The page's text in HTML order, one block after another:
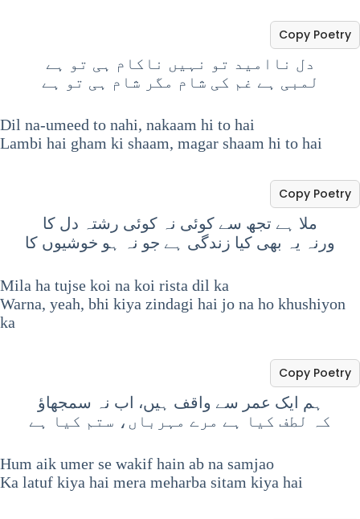
دل ناامید تو نہیں ناکام ہی تو ہے
لمبی ہے غم کی شام مگر شام ہی تو ہے
Copy Poetry
Dil na‑umeed to nahi, nakaam hi to hai
Lambi hai gham ki shaam, magar shaam hi to hai
ملا ہے تجھ سے کوئی نہ کوئی رشتہ دل کا
ورنہ یہ بھی کیا زندگی ہے جو نہ ہو خوشیوں کا
Copy Poetry
Mila ha tujse koi na koi rista dil ka
Warna, yeah, bhi kiya zindagi hai jo na ho khushiyon
ka
ہم ایک عمر سے واقف ہیں، اب نہ سمجھاؤ
کہ لطف کیا ہے مرے مہرباں، ستم کیا ہے
Copy Poetry
Hum aik umer se wakif hain ab na samjao
Ka latuf kiya hai mera meharba sitam kiya hai